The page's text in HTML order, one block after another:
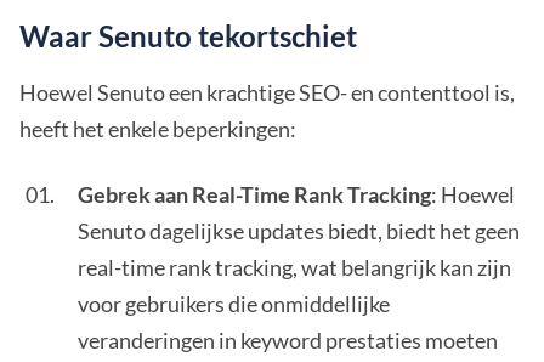
Waar Senuto tekortschiet
Hoewel Senuto een krachtige SEO- en contenttool is,
heeft het enkele beperkingen:
Gebrek aan Real-Time Rank Tracking: Hoewel
Senuto dagelijkse updates biedt, biedt het geen
real-time rank tracking, wat belangrijk kan zijn
voor gebruikers die onmiddellijke
veranderingen in keyword prestaties moeten